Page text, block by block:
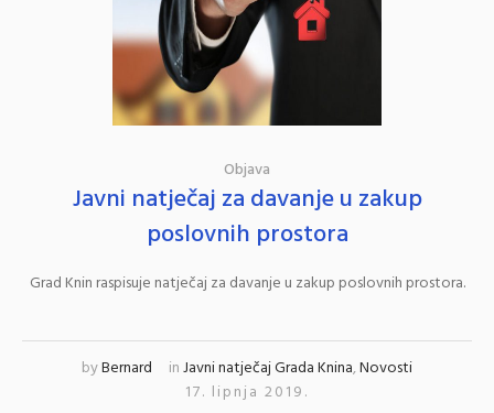
Objava
Javni natječaj za davanje u zakup
poslovnih prostora
Grad Knin raspisuje natječaj za davanje u zakup poslovnih prostora.
byBernard inJavni natječaj Grada Knina,Novosti
17. lipnja 2019.